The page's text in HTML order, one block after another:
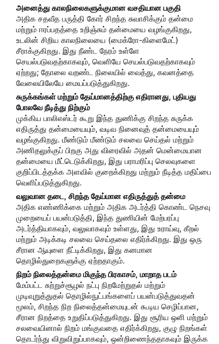
அனைத்து காலநிலைகளுக்குமான வசதியான பகுதி
அதிக சதவீத பருத்தி கோர் சிறந்த சுவாசிக்கும் தன்மை
மற்றும் ஈரப்பதத்தை உறிஞ்சும் தன்மையை வழங்குகிறது,
உடலின் சிறிய காலநிலையை (மைக்ரோ-கிளைமேட்)
சீராக்குகிறது. இது நீண்ட நேரம் உள்ளே
செயல்படுவதற்காகவும், வெளியே செயல்படுவதற்காகவும்
ஏற்றது; தோலை வறண்ட நிலையில் வைத்து, கவனத்தை
வேலையிலேயே மையப்படுத்துகிறது.
சுருக்கங்கள் மற்றும் தேய்மானத்திற்கு எதிரானது, புதியது
போலவே நீடித்து நிற்கும்
முக்கிய பாலிஎஸ்டர் கூறு இந்த துணிக்கு சிறந்த சுருக்க
எதிருத்து தன்மையையும், வடிவ நினைவுத் தன்மையையும்
வழங்குகிறது. மீண்டும் மீண்டும் சலவை செய்தல் மற்றும்
அணிதலுக்குப் பிறகு அது விரைவில் அதன் மென்மையான
தன்மையை மீட்டெடுக்கிறது, இது பராமரிப்பு செலவுகளை
குறிப்பிடத்தக்க அளவில் குறைக்கிறது மற்றும் நீடித்த மதிப்பை
வெளிப்படுத்துகிறது.
வலுவான தடை, சிறந்த தேய்மான எதிருத்துத் தன்மை
அதிக எண்ணிக்கை மற்றும் அதிக அடர்த்தி கொண்ட நெசவு
முறையைப் பயன்படுத்தி, இந்த துணியின் மேற்பரப்பு
அடர்த்தியாகவும், வலுவாகவும் உள்ளது, இது உராய்வு, கீறல்
மற்றும் அடிக்கடி சலவை செய்தலை எதிர்க்கிறது. இது ஒரு
சீரான ஆயுளை நீட்டிக்கிறது, இது கனமான
தொழில்துறைகளுக்கு ஏற்றதாகும்.
நிறம் நிலைத்தன்மை மிகுந்த பிரகாசம், மாறாத படம்
மேம்பட்ட சுற்றுச்சூழல் நட்பு நிறமேற்றுதல் மற்றும்
முடிவுறுத்துதல் தொழில்நுட்பங்களைப் பயன்படுத்துவதன்
மூலம், சிறந்த நிற நிலைத்தன்மையுடன் கூடிய செழிப்பான,
சீரான நிறத்தை உறுதிப்படுத்துகிறது. இது சூரிய ஒளி மற்றும்
சலவையினால் நிறம் மங்குவதை எதிர்க்கிறது, குழு நிறங்கள்
தொடர்ந்து விறுவிறுப்பாகவும், ஒன்றிணைந்ததாகவும் இருக்க